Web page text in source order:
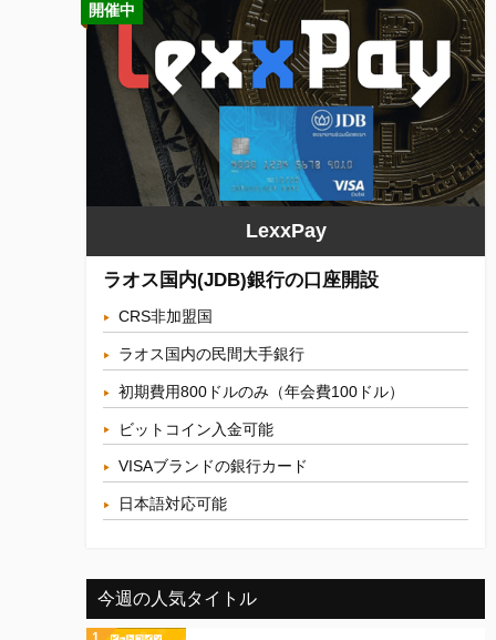
開催中
LexxPay
ラオス国内(JDB)銀行の口座開設
CRS非加盟国
ラオス国内の民間大手銀行
初期費用800ドルのみ（年会費100ドル）
ビットコイン入金可能
VISAブランドの銀行カード
日本語対応可能
今週の人気タイトル